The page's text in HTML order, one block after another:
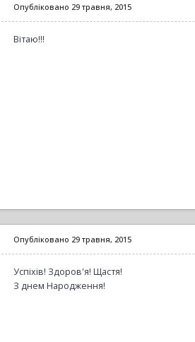
Опубліковано 29 травня, 2015
Вітаю!!!
Опубліковано 29 травня, 2015
Успіхів! Здоров'я! Щастя!
З днем Народження!